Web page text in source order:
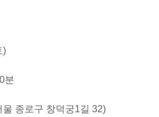
)
분
종로구 창덕궁1길 32)